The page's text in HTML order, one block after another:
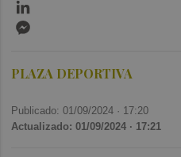
PLAZA DEPORTIVA
Publicado: 01/09/2024 · 17:20
Actualizado: 01/09/2024 · 17:21